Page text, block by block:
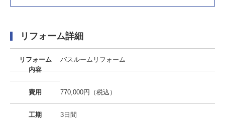
リフォーム詳細
リフォーム
内容
バスルームリフォーム
費用 770,000円（税込）
工期 3日間